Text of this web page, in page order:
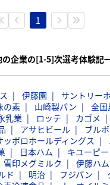
1
企業の[1-5]次選考体験記
伊藤園
サントリー
の素 山崎製パン
全国
乳業 ロッテ カゴメ
アサヒビール ブル
ッポロホールディングス
日本ハム キユーピー
雪印メグミルク 伊藤ハム
ド 明治 フジパン